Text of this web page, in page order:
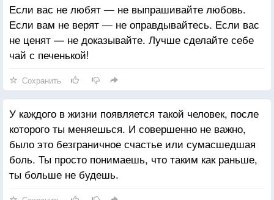
Если вас не любят — не выпрашивайте любовь.
Если вам не верят — не оправдывайтесь. Если вас
не ценят — не доказывайте. Лучше сделайте себе
чай с печенькой!
Сохранить
У каждого в жизни появляется такой человек, после
которого ты меняешься. И совершенно не важно,
было это безграничное счастье или сумасшедшая
боль. Ты просто понимаешь, что таким как раньше,
ты больше не будешь.